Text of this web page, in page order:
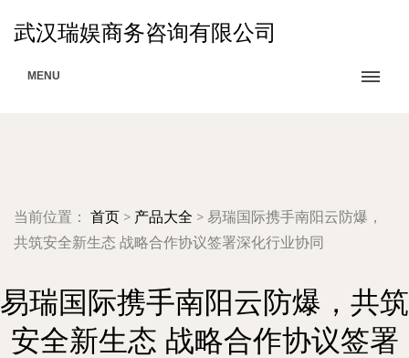
武汉瑞娱商务咨询有限公司
MENU
当前位置： 首页 > 产品大全 > 易瑞国际携手南阳云防爆，
共筑安全新生态 战略合作协议签署深化行业协同
易瑞国际携手南阳云防爆，共筑
安全新生态 战略合作协议签署